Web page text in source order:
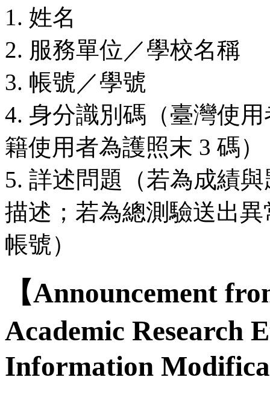
1. 姓名
2. 服務單位／學校名稱
3. 帳號／學號
4. 身分識別碼（臺灣使
籍使用者為護照末 3 碼）
5. 詳述問題（若為成績
描述；若為總測驗送出
帳號）
【Announcement
Academic Research
Information